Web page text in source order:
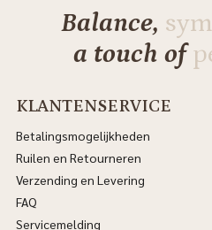
Balance,
a touch of
KLANTENSERVICE
Betalingsmogelijkheden
Ruilen en Retourneren
Verzending en Levering
FAQ
Servicemelding